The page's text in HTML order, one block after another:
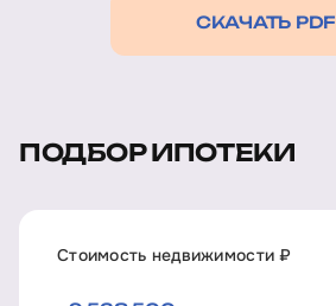
СКАЧАТЬ PDF
ПОДБОР ИПОТЕКИ
Стоимость недвижимости ₽